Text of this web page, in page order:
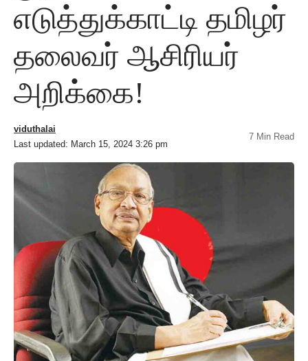
எடுத்துக்காட்டி தமிழர்
தலைவர் ஆசிரியர்
அறிக்கை!
Last updated: March 15, 2024 3:26 pm
viduthalai
7 Min Read